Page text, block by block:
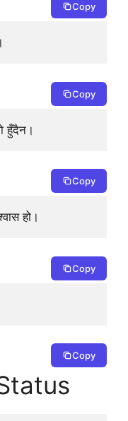
Copy
Copy
हुँदैन।
Copy
हो।
Copy
Copy